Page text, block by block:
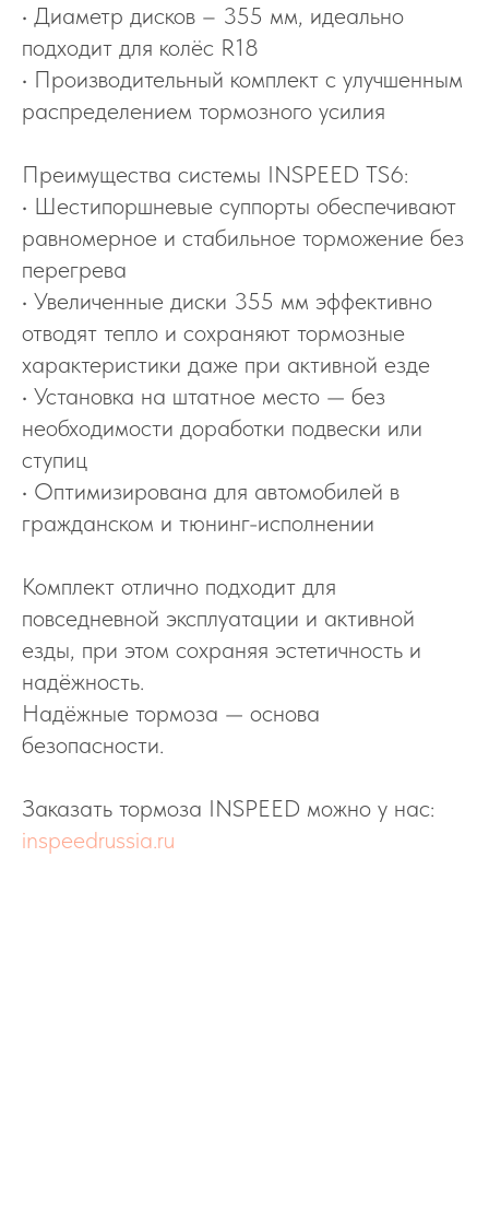
• Диаметр дисков – 355 мм, идеально
подходит для колёс R18
• Производительный комплект с улучшенным
распределением тормозного усилия
Преимущества системы INSPEED TS6:
• Шестипоршневые суппорты обеспечивают
равномерное и стабильное торможение без
перегрева
• Увеличенные диски 355 мм эффективно
отводят тепло и сохраняют тормозные
характеристики даже при активной езде
• Установка на штатное место — без
необходимости доработки подвески или
ступиц
• Оптимизирована для автомобилей в
гражданском и тюнинг-исполнении
Комплект отлично подходит для
повседневной эксплуатации и активной
езды, при этом сохраняя эстетичность и
надёжность.
Надёжные тормоза — основа
безопасности.
Заказать тормоза INSPEED можно у нас:
inspeedrussia.ru